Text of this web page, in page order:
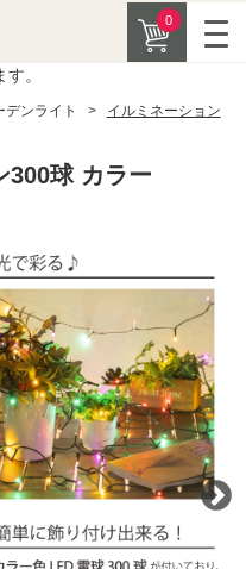
0
。
デンライト > イルミネーション
300球 カラー